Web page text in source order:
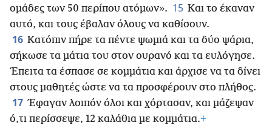
ομάδες των 50 περίπου ατόμων». 15 Και το έκαναν
αυτό, και τους έβαλαν όλους να καθίσουν.
16 Κατόπιν πήρε τα πέντε ψωμιά και τα δύο ψάρια,
σήκωσε τα μάτια του στον ουρανό και τα ευλόγησε.
Έπειτα τα έσπασε σε κομμάτια και άρχισε να τα δίνει
στους μαθητές ώστε να τα προσφέρουν στο πλήθος.
17 Έφαγαν λοιπόν όλοι και χόρτασαν, και μάζεψαν
ό,τι περίσσεψε, 12 καλάθια με κομμάτια.+